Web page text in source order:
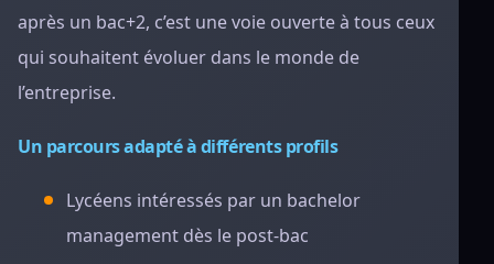
après un bac+2, c’est une voie ouverte à tous ceux
qui souhaitent évoluer dans le monde de
l’entreprise.
Un parcours adapté à différents profils
Lycéens intéressés par un bachelor
management dès le post-bac